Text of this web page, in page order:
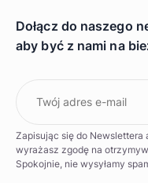
Dołącz do naszego
aby być z nami na
Zapisując się do Newslettera
wyrażasz zgodę na
Spokojnie, nie wysyłamy